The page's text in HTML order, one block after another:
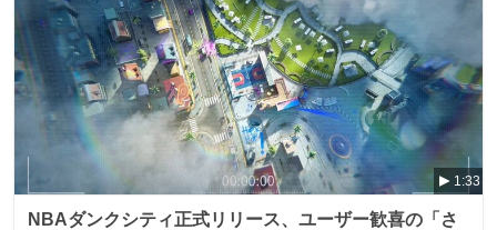
1:33
NBAダンクシティ正式リリース、ユーザー歓喜の「さ